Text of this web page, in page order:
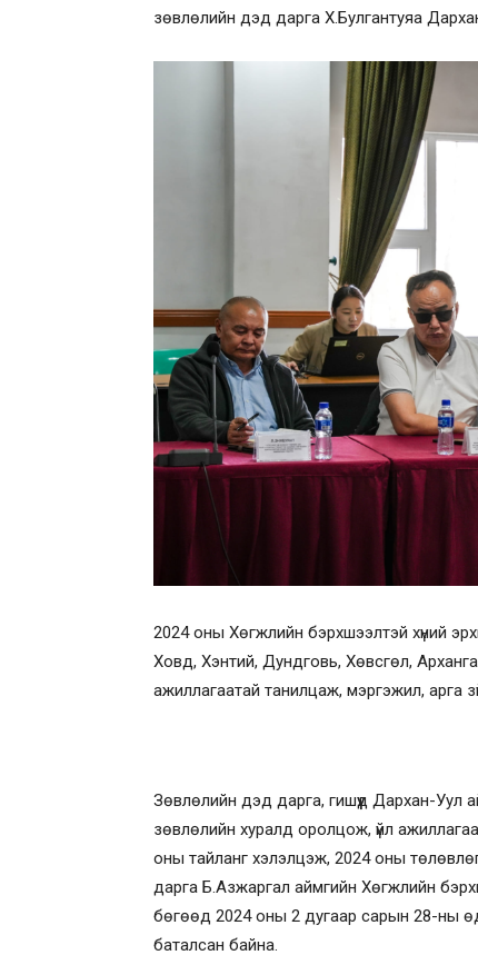
зөвлөлийн дэд дарга Х.Булгантуяа
2024 оны Хөгжлийн бэрхшээлтэй хүний
Ховд, Хэнтий, Дундговь, Хөвсгөл,
ажиллагаатай танилцаж, мэргэжил, арга
Зөвлөлийн дэд дарга, гишүүд Дархан-Уул
зөвлөлийн хуралд оролцож, үйл
оны тайланг хэлэлцэж, 2024 оны
дарга Б.Азжаргал аймгийн Хөгжлийн
бөгөөд 2024 оны 2 дугаар сарын 28-ны
баталсан байна.